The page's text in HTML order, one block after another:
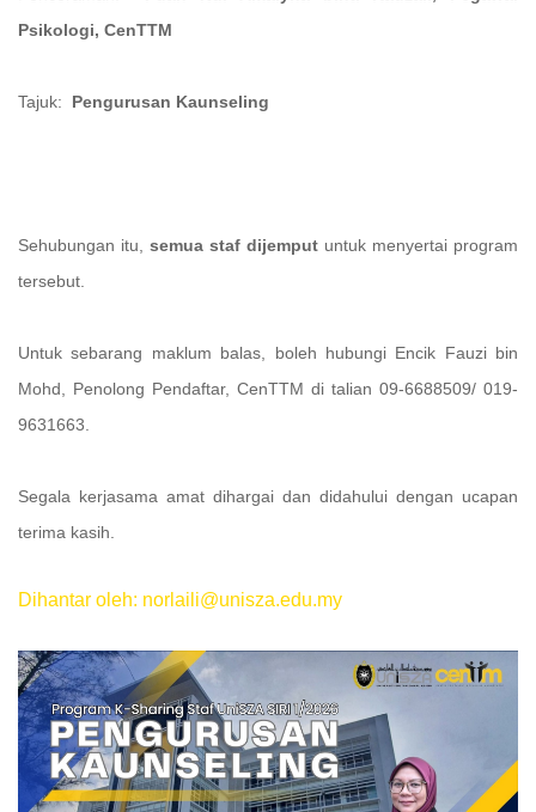
Psikologi, CenTTM
Tajuk: Pengurusan Kaunseling
Sehubungan itu, semua staf dijemput untuk menyertai program
tersebut.
Untuk sebarang maklum balas, boleh hubungi Encik Fauzi bin
Mohd, Penolong Pendaftar, CenTTM di talian 09-6688509/ 019-
9631663.
Segala kerjasama amat dihargai dan didahului dengan ucapan
terima kasih.
Dihantar oleh: norlaili@unisza.edu.my